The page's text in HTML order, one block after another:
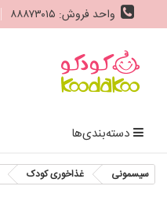
واحد فروش: ۸۸۸۷۳۰۱۵
دسته‌بندی‌ها
سیسمونی غذاخوری کودک